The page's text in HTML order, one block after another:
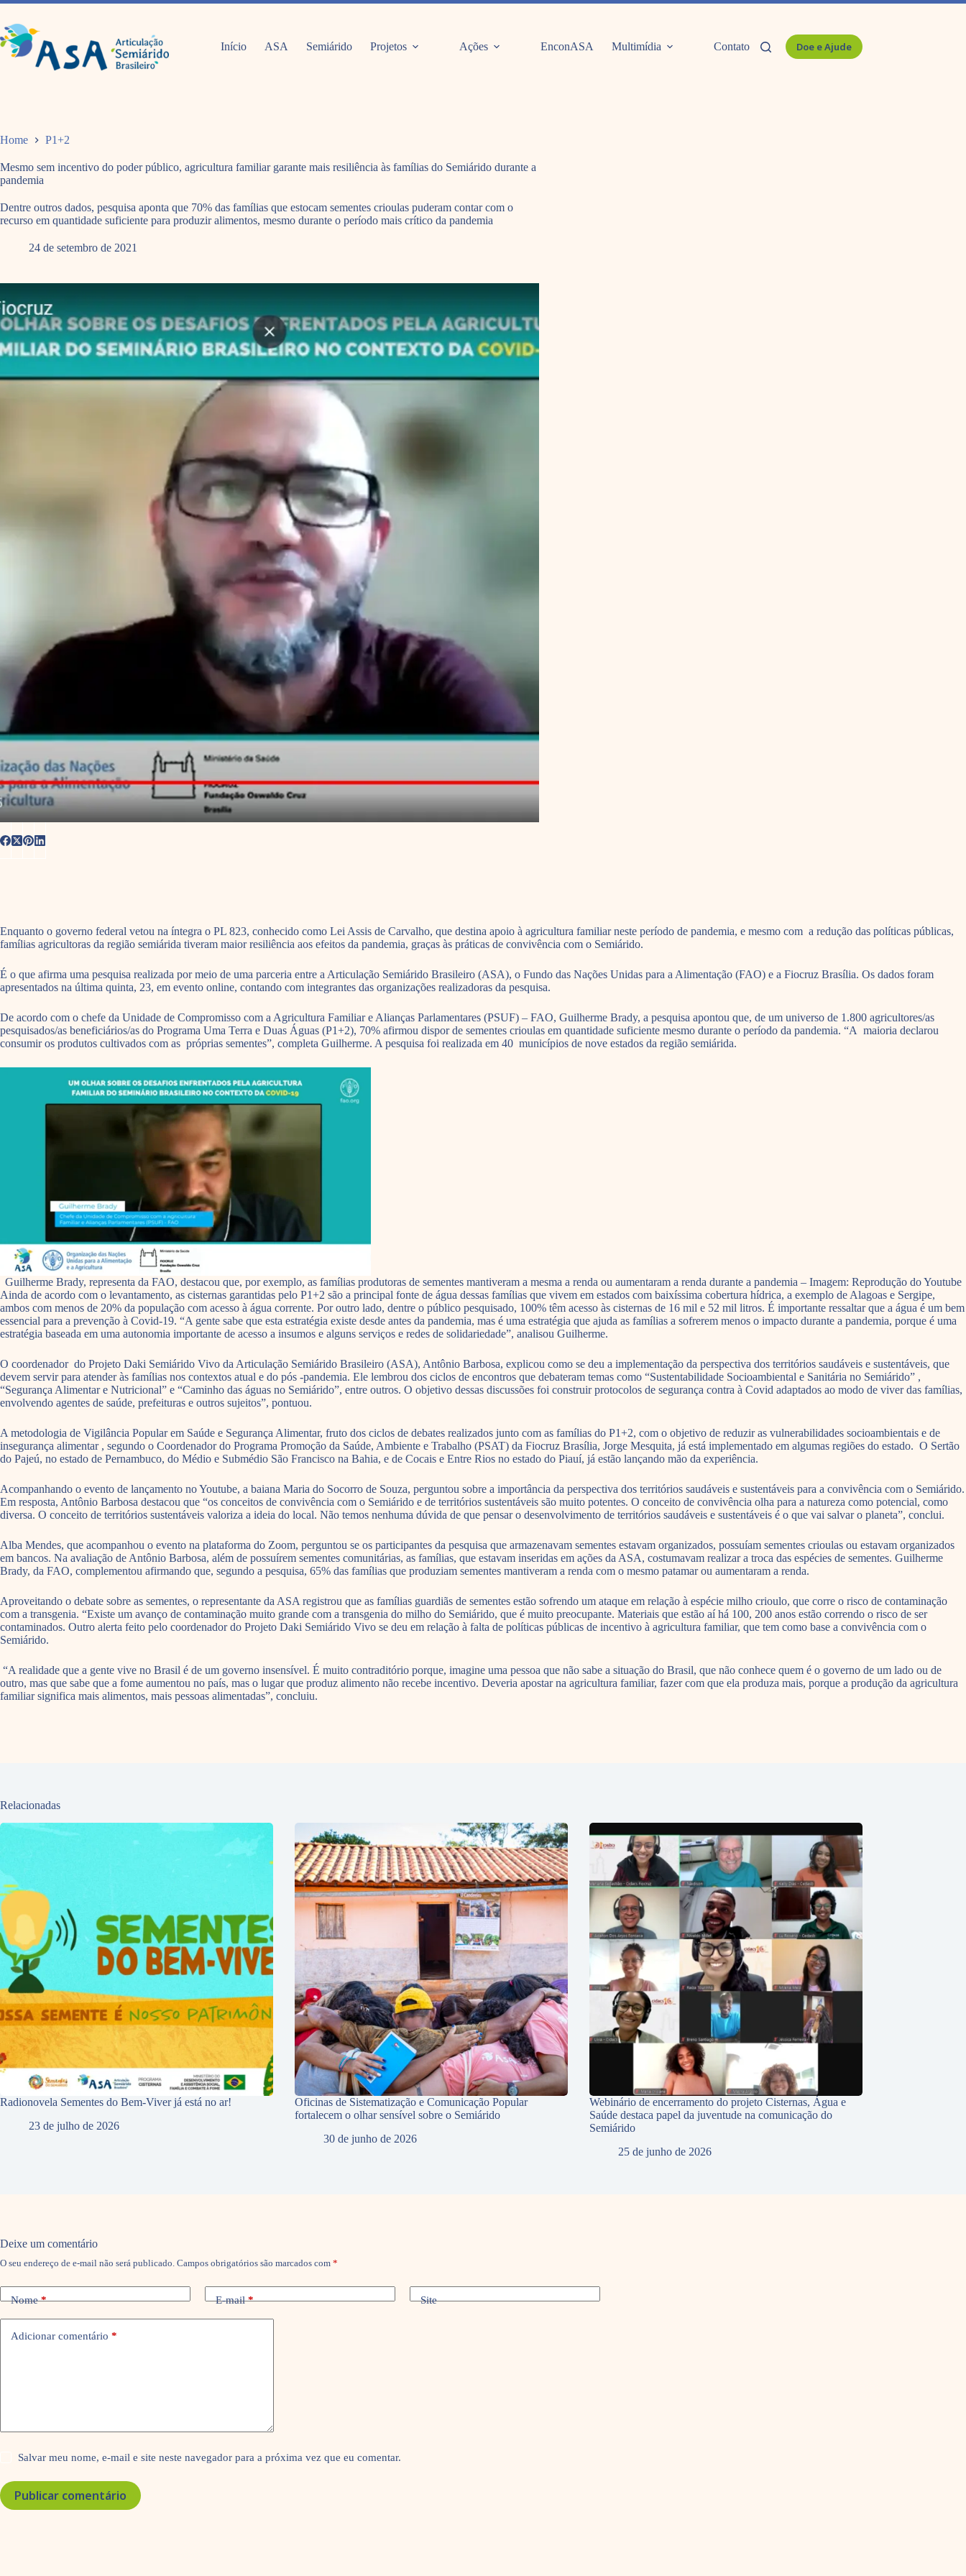
Pular
o
conteúdo
Início ASA Semiárido Projetos Ações EnconASA Multimídia Contato Doe e Ajude
Home P1+2
Mesmo sem incentivo do poder público, agricultura familiar garante mais resiliência às famílias do Semiárido durante a
pandemia
Dentre outros dados, pesquisa aponta que 70% das famílias que estocam sementes crioulas puderam contar com o
recurso em quantidade suficiente para produzir alimentos, mesmo durante o período mais crítico da pandemia
24 de setembro de 2021
Enquanto o governo federal vetou na íntegra o PL 823, conhecido como Lei Assis de Carvalho, que destina apoio à agricultura familiar neste período de pandemia, e mesmo com a redução das políticas públicas,
famílias agricultoras da região semiárida tiveram maior resiliência aos efeitos da pandemia, graças às práticas de convivência com o Semiárido.
É o que afirma uma pesquisa realizada por meio de uma parceria entre a Articulação Semiárido Brasileiro (ASA), o Fundo das Nações Unidas para a Alimentação (FAO) e a Fiocruz Brasília. Os dados foram
apresentados na última quinta, 23, em evento online, contando com integrantes das organizações realizadoras da pesquisa.
De acordo com o chefe da Unidade de Compromisso com a Agricultura Familiar e Alianças Parlamentares (PSUF) – FAO, Guilherme Brady, a pesquisa apontou que, de um universo de 1.800 agricultores/as
pesquisados/as beneficiários/as do Programa Uma Terra e Duas Águas (P1+2), 70% afirmou dispor de sementes crioulas em quantidade suficiente mesmo durante o período da pandemia. “A maioria declarou
consumir os produtos cultivados com as próprias sementes”, completa Guilherme. A pesquisa foi realizada em 40 municípios de nove estados da região semiárida.
Guilherme Brady, representa da FAO, destacou que, por exemplo, as famílias produtoras de sementes mantiveram a mesma a renda ou aumentaram a renda durante a pandemia – Imagem: Reprodução do Youtube
Ainda de acordo com o levantamento, as cisternas garantidas pelo P1+2 são a principal fonte de água dessas famílias que vivem em estados com baixíssima cobertura hídrica, a exemplo de Alagoas e Sergipe,
ambos com menos de 20% da população com acesso à água corrente. Por outro lado, dentre o público pesquisado, 100% têm acesso às cisternas de 16 mil e 52 mil litros. É importante ressaltar que a água é um bem
essencial para a prevenção à Covid-19. “A gente sabe que esta estratégia existe desde antes da pandemia, mas é uma estratégia que ajuda as famílias a sofrerem menos o impacto durante a pandemia, porque é uma
estratégia baseada em uma autonomia importante de acesso a insumos e alguns serviços e redes de solidariedade”, analisou Guilherme.
O coordenador do Projeto Daki Semiárido Vivo da Articulação Semiárido Brasileiro (ASA), Antônio Barbosa, explicou como se deu a implementação da perspectiva dos territórios saudáveis e sustentáveis, que
devem servir para atender às famílias nos contextos atual e do pós -pandemia. Ele lembrou dos ciclos de encontros que debateram temas como “Sustentabilidade Socioambiental e Sanitária no Semiárido” ,
“Segurança Alimentar e Nutricional” e “Caminho das águas no Semiárido”, entre outros. O objetivo dessas discussões foi construir protocolos de segurança contra à Covid adaptados ao modo de viver das famílias,
envolvendo agentes de saúde, prefeituras e outros sujeitos”, pontuou.
A metodologia de Vigilância Popular em Saúde e Segurança Alimentar, fruto dos ciclos de debates realizados junto com as famílias do P1+2, com o objetivo de reduzir as vulnerabilidades socioambientais e de
insegurança alimentar , segundo o Coordenador do Programa Promoção da Saúde, Ambiente e Trabalho (PSAT) da Fiocruz Brasília, Jorge Mesquita, já está implementado em algumas regiões do estado. O Sertão
do Pajeú, no estado de Pernambuco, do Médio e Submédio São Francisco na Bahia, e de Cocais e Entre Rios no estado do Piauí, já estão lançando mão da experiência.
Acompanhando o evento de lançamento no Youtube, a baiana Maria do Socorro de Souza, perguntou sobre a importância da perspectiva dos territórios saudáveis e sustentáveis para a convivência com o Semiárido.
Em resposta, Antônio Barbosa destacou que “os conceitos de convivência com o Semiárido e de territórios sustentáveis são muito potentes. O conceito de convivência olha para a natureza como potencial, como
diversa. O conceito de territórios sustentáveis valoriza a ideia do local. Não temos nenhuma dúvida de que pensar o desenvolvimento de territórios saudáveis e sustentáveis é o que vai salvar o planeta”, conclui.
Alba Mendes, que acompanhou o evento na plataforma do Zoom, perguntou se os participantes da pesquisa que armazenavam sementes estavam organizados, possuíam sementes crioulas ou estavam organizados
em bancos. Na avaliação de Antônio Barbosa, além de possuírem sementes comunitárias, as famílias, que estavam inseridas em ações da ASA, costumavam realizar a troca das espécies de sementes. Guilherme
Brady, da FAO, complementou afirmando que, segundo a pesquisa, 65% das famílias que produziam sementes mantiveram a renda com o mesmo patamar ou aumentaram a renda.
Aproveitando o debate sobre as sementes, o representante da ASA registrou que as famílias guardiãs de sementes estão sofrendo um ataque em relação à espécie milho crioulo, que corre o risco de contaminação
com a transgenia. “Existe um avanço de contaminação muito grande com a transgenia do milho do Semiárido, que é muito preocupante. Materiais que estão aí há 100, 200 anos estão correndo o risco de ser
contaminados. Outro alerta feito pelo coordenador do Projeto Daki Semiárido Vivo se deu em relação à falta de políticas públicas de incentivo à agricultura familiar, que tem como base a convivência com o
Semiárido.
“A realidade que a gente vive no Brasil é de um governo insensível. É muito contraditório porque, imagine uma pessoa que não sabe a situação do Brasil, que não conhece quem é o governo de um lado ou de
outro, mas que sabe que a fome aumentou no país, mas o lugar que produz alimento não recebe incentivo. Deveria apostar na agricultura familiar, fazer com que ela produza mais, porque a produção da agricultura
familiar significa mais alimentos, mais pessoas alimentadas”, concluiu.
Relacionadas
Radionovela Sementes do Bem-Viver já está no ar!
23 de julho de 2026
Oficinas de Sistematização e Comunicação Popular
fortalecem o olhar sensível sobre o Semiárido
30 de junho de 2026
Webinário de encerramento do projeto Cisternas, Água e
Saúde destaca papel da juventude na comunicação do
Semiárido
25 de junho de 2026
Deixe um comentário
O seu endereço de e-mail não será publicado. Campos obrigatórios são marcados com *
Nome* E-mail* Site
Adicionar comentário *
Salvar meu nome, e-mail e site neste navegador para a próxima vez que eu comentar.
Publicar comentário